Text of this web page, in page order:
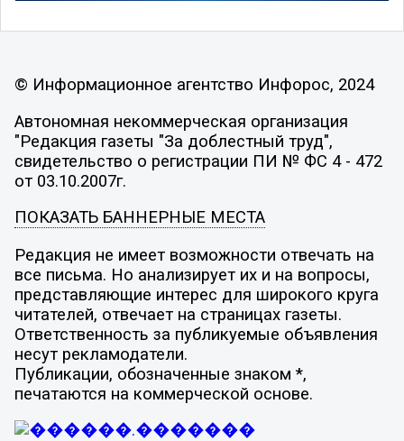
© Информационное агентство Инфорос, 2024
Автономная некоммерческая организация
"Редакция газеты "За доблестный труд",
свидетельство о регистрации ПИ № ФС 4 - 472
от 03.10.2007г.
ПОКАЗАТЬ БАННЕРНЫЕ МЕСТА
Редакция не имеет возможности отвечать на
все письма. Но анализирует их и на вопросы,
представляющие интерес для широкого круга
читателей, отвечает на страницах газеты.
Ответственность за публикуемые объявления
несут рекламодатели.
Публикации, обозначенные знаком *,
печатаются на коммерческой основе.